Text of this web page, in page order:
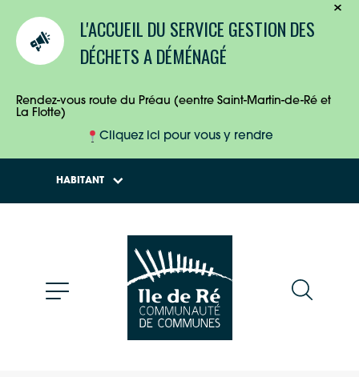
L'ACCUEIL DU SERVICE GESTION DES
DÉCHETS A DÉMÉNAGÉ
Rendez-vous route du Préau (eentre Saint-Martin-de-Ré et
La Flotte)
Cliquez ici pour vous y rendre
HABITANT
ENTREPRISES